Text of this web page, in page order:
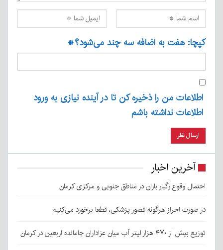
کپچا: هفت به اضافه سه چند می‌شود؟*
اطلاعات من را ذخیره کن تا در آینده نیازی به ورود
اطلاعات نداشته باشم
آخرین اخبار
احتمال وقوع رگبار باران در مناطق جنوبی و مرکزی کرمان
در صورت احراز هرگونه قصور پزشکی، قطعا برخورد می‌کنیم
توزیع بیش از ۴۷۰ هزار لیتر آب میان عزاداران جامانده اربعین در کرمان